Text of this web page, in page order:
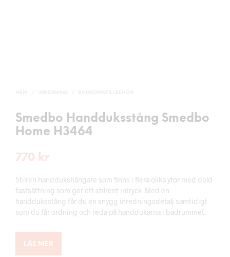
Smedbo Handduksstång Smedbo
Home H3464
770 kr
Stilren handdukshängare som finns i flera olika ytor med dold
fastsättning som ger ett stilrent intryck. Med en
handduksstång får du en snygg inredningsdetalj samtidigt
som du får ordning och reda på handdukarna i badrummet.
LÄS MER